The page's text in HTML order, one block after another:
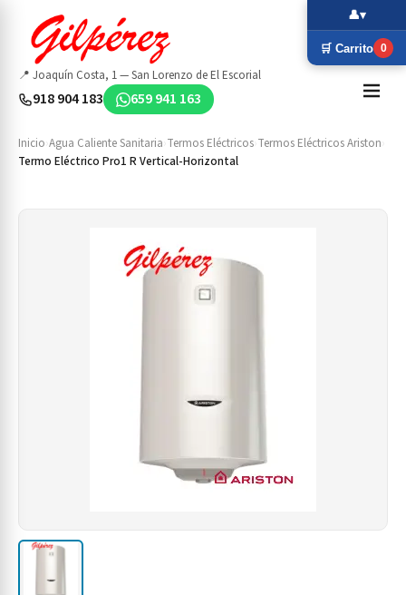
📍 Joaquín Costa, 1 — San Lorenzo de El Escorial
918 904 183 659 941 163
Inicio Agua Caliente Sanitaria Termos Eléctricos Termos Eléctricos Ariston
Termo Eléctrico Pro1 R Vertical-Horizontal
🛒 Carrito 0
👤▾